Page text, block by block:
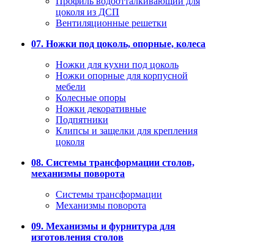
цоколя из ДСП
Вентиляционные решетки
07. Ножки под цоколь, опорные, колеса
Ножки для кухни под цоколь
Ножки опорные для корпусной
мебели
Колесные опоры
Ножки декоративные
Подпятники
Клипсы и защелки для крепления
цоколя
08. Системы трансформации столов,
механизмы поворота
Системы трансформации
Механизмы поворота
09. Механизмы и фурнитура для
изготовления столов